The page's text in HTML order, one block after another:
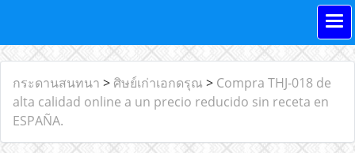
กระดานสนทนา > ศิษย์เก่าเอกดรุณ > Compra THJ-018 de
alta calidad online a un precio reducido sin receta en
ESPAÑA.